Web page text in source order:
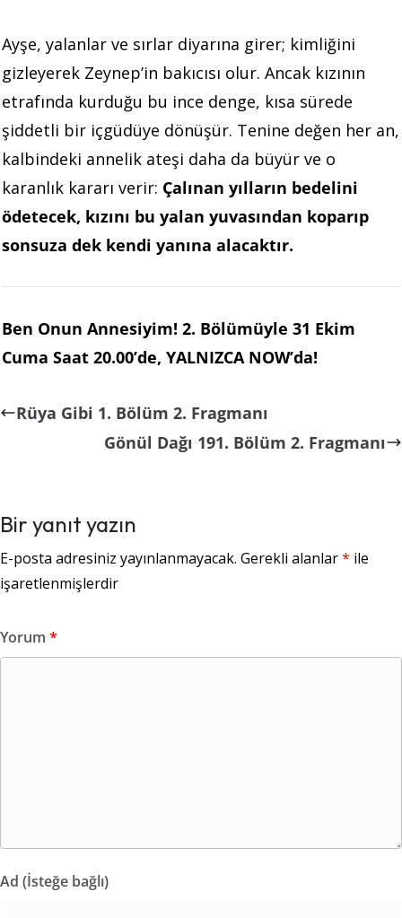
Ayşe, yalanlar ve sırlar diyarına girer; kimliğini
gizleyerek Zeynep’in bakıcısı olur. Ancak kızının
etrafında kurduğu bu ince denge, kısa sürede
şiddetli bir içgüdüye dönüşür. Tenine değen her an,
kalbindeki annelik ateşi daha da büyür ve o
karanlık kararı verir: Çalınan yılların bedelini
ödetecek, kızını bu yalan yuvasından koparıp
sonsuza dek kendi yanına alacaktır.
Ben Onun Annesiyim! 2. Bölümüyle 31 Ekim
Cuma Saat 20.00’de, YALNIZCA NOW’da!
Rüya Gibi 1. Bölüm 2. Fragmanı
Gönül Dağı 191. Bölüm 2. Fragmanı
Bir yanıt yazın
E-posta adresiniz yayınlanmayacak. Gerekli alanlar* ile
işaretlenmişlerdir
Yorum *
Ad (İsteğe bağlı)